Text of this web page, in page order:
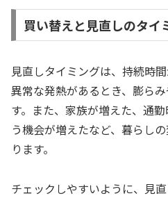
買い替えと見直しのタイ
見直しタイミングは、持続時
異常な発熱があるとき、膨ら
す。また、家族が増えた、通
う機会が増えたなど、暮らし
ります。
チェックしやすいように、見